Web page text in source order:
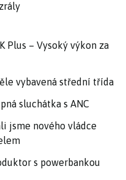
Plus – Vysoký výkon za
vybavená střední třída
sluchátka s ANC
jsme nového vládce
s powerbankou